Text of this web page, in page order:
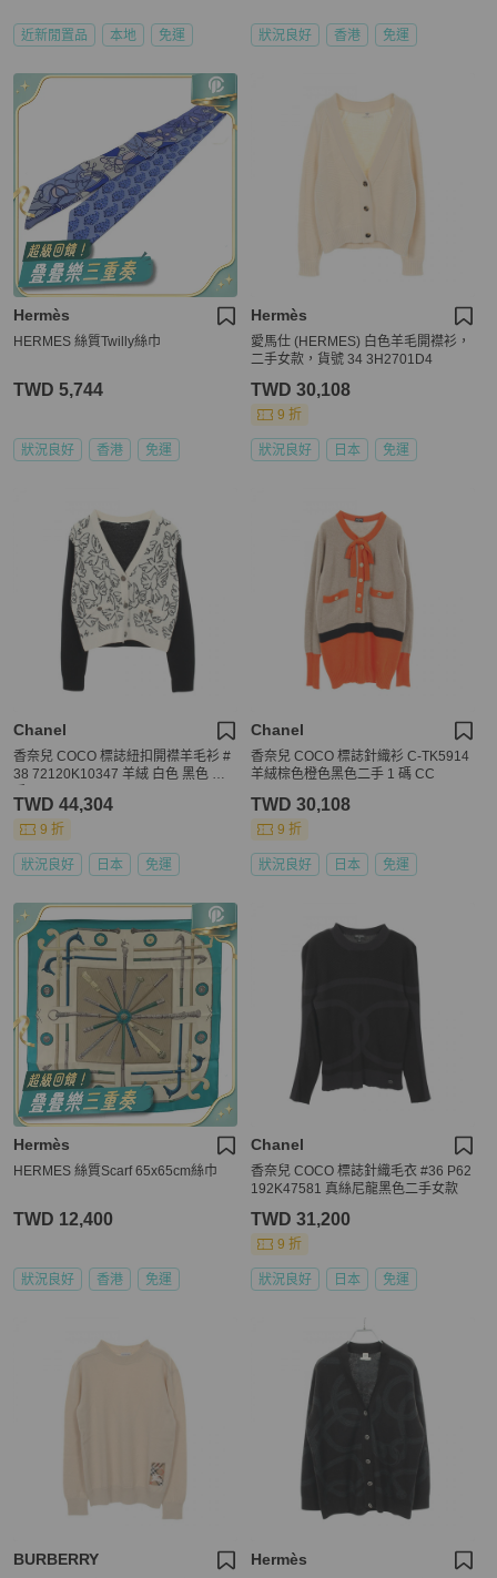
近新閒置品 本地 免運 狀況良好 香港 免運
Hermès
HERMES 絲質Twilly絲巾
TWD 5,744
狀況良好 香港 免運
Hermès
愛馬仕 (HERMES) 白色羊毛開襟衫，
二手女款，貨號 34 3H2701D4
TWD 30,108
9 折
狀況良好 日本 免運
Chanel
香奈兒 COCO 標誌紐扣開襟羊毛衫 #
38 72120K10347 羊絨 白色 黑色 二
TWD 44,304
9 折
狀況良好 日本 免運
Chanel
香奈兒 COCO 標誌針織衫 C-TK5914
羊絨棕色橙色黑色二手 1 碼 CC
TWD 30,108
9 折
狀況良好 日本 免運
Hermès
HERMES 絲質Scarf 65x65cm絲巾
TWD 12,400
狀況良好 香港 免運
Chanel
香奈兒 COCO 標誌針織毛衣 #36 P62
192K47581 真絲尼龍黑色二手女款
TWD 31,200
9 折
狀況良好 日本 免運
BURBERRY Hermès